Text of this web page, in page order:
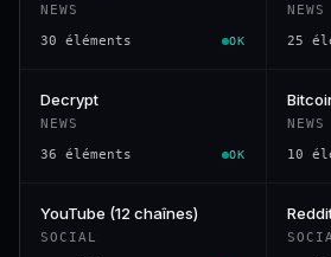
NEWS
30 éléments OK
NEWS
25
Decrypt
NEWS
36 éléments OK
NEWS
10
YouTube (12 chaînes)
SOCIAL